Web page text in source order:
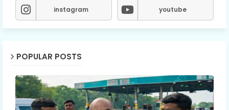
instagram youtube
POPULAR POSTS